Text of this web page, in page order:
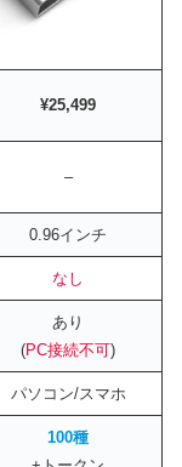
¥25,499
–
0.96インチ
なし
あり
(PC接続不可)
パソコン/スマホ
100種